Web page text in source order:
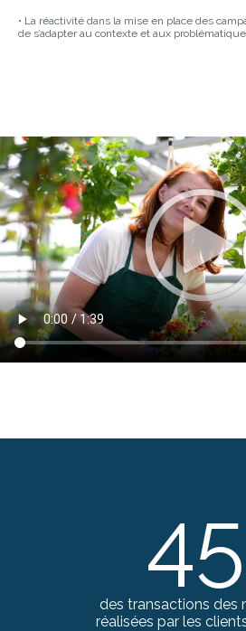
• La réactivité dans la mise en place des
de s’adapter au contexte et aux
45
des transactions des
réalisées par les